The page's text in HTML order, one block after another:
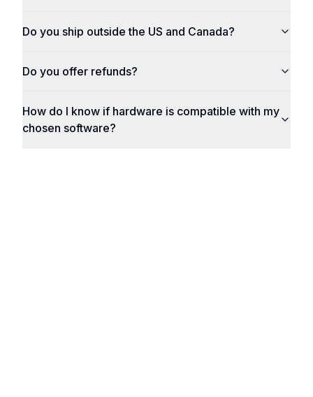
Do you ship outside the US and Canada?
Do you offer refunds?
How do I know if hardware is compatible with my
chosen software?